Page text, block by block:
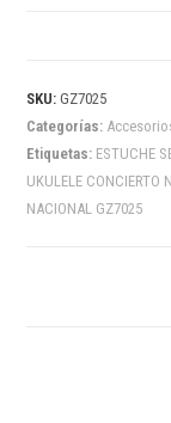
SKU:GZ7025
Categorías:
Etiquetas: ESTUCHE
UKULELE CONCIERTO
NACIONAL GZ7025